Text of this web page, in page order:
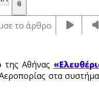
📎
το άρθρο
της Αθήνας
στα